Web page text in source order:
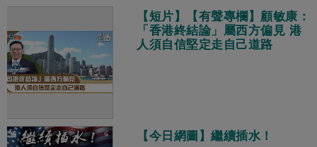
【短片】【有聲專欄】顧敏康：
「香港終結論」屬西方偏見 港
人須自信堅定走自己道路
【今日網圖】繼續插水！